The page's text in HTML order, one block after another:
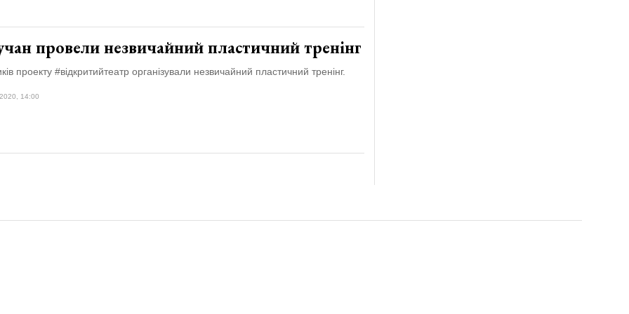
провели незвичайний пластичний тренінг
проекту #відкритийтеатр організували незвичайний пластичний тренінг.
14:00